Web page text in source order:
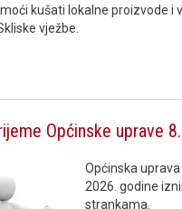
kušati lokalne proizvode i
vježbe.
Općinske uprave
Općinska
2026. godine
strankama.